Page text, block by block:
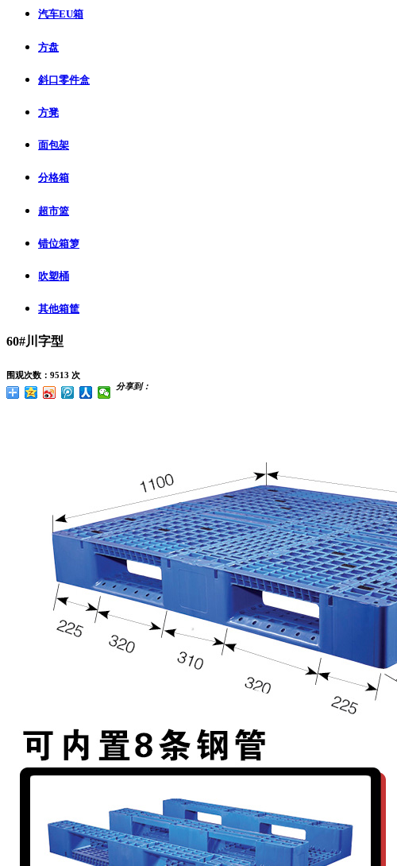
汽车EU箱
方盘
斜口零件盒
方凳
面包架
分格箱
超市篮
错位箱箩
吹塑桶
其他箱筐
60#川字型
围观次数：9513 次
分享到：